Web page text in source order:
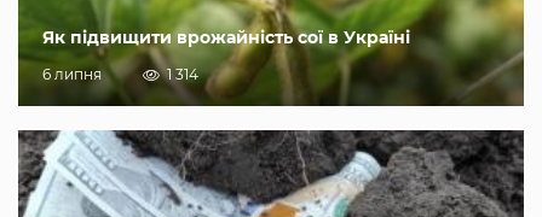
Як підвищити врожайність сої в Україні
6 липня 1 314